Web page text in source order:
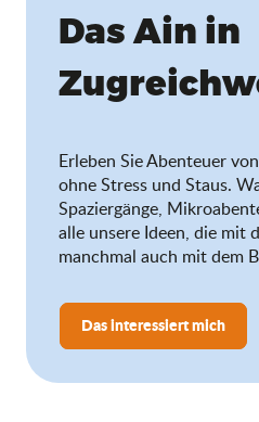
Das Ain in
Erleben Sie Abenteuer
ohne Stress und Staus.
Spaziergänge,
alle unsere Ideen, die mit
manchmal auch mit dem
Das interessiert mich